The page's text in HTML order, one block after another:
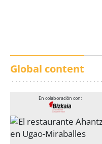
Global content
En colaboración con: